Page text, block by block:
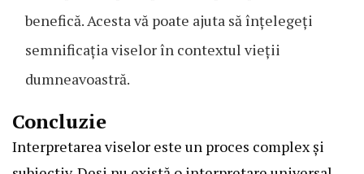
benefică. Acesta vă poate ajuta să înțelegeți
semnificația viselor în contextul vieții
dumneavoastră.
Concluzie
Interpretarea viselor este un proces complex și